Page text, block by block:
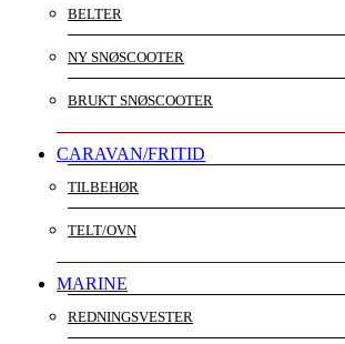
BELTER
NY SNØSCOOTER
BRUKT SNØSCOOTER
CARAVAN/FRITID
TILBEHØR
TELT/OVN
MARINE
REDNINGSVESTER